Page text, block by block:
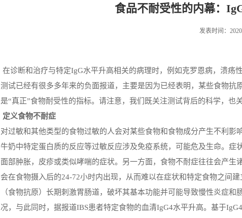
食品不耐受性的内幕：
发表时间：
在诊断和治疗与特定IgG水平升高相关的病理时，例如克罗恩病，溃疡
测试已经有很多多年来的负面报道，主要是因为已经表明，某些食物
是“真正”食物耐受性的指标。请注意，我们既关注测试背后的科学，也
定义食物不耐症
对过敏和其他类型的食物过敏的人会对某些食物和食物成分产生不利
牛奶中特定蛋白质的反应等过敏反应涉及免疫系统，可能危及生命。症
面部肿胀，皮疹或类似哮喘的症状。另一方面，食物不耐症往往会产
会在食物摄入后的24-72小时内出现，从而难以在症状和特定食物之间
（食物抗原）长期刺激胃肠道，破坏其基本功能并可能导致慢性炎症
况，与此同时，据报道IBS患者特定食物的血清IgG4水平升高。 基于